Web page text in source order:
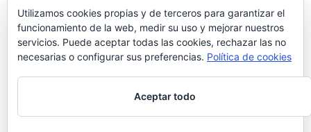
Málaga
Mobile: +34 652 83 71 98
hola@carloscastrofotografo.com
Utilizamos cookies propias y de terceros para garantizar el
funcionamiento de la web, medir su uso y mejorar nuestros
servicios. Puede aceptar todas las cookies, rechazar las no
necesarias o configurar sus preferencias. Política de cookies
Aceptar todo